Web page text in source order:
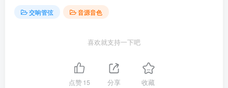
交响管弦 音源音色
喜欢就支持一下吧
点赞15 分享 收藏